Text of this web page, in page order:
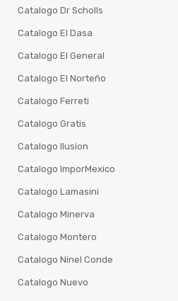
Catalogo Dr Scholls
Catalogo El Dasa
Catalogo El General
Catalogo El Norteño
Catalogo Ferreti
Catalogo Gratis
Catalogo Ilusion
Catalogo ImporMexico
Catalogo Lamasini
Catalogo Minerva
Catalogo Montero
Catalogo Ninel Conde
Catalogo Nuevo